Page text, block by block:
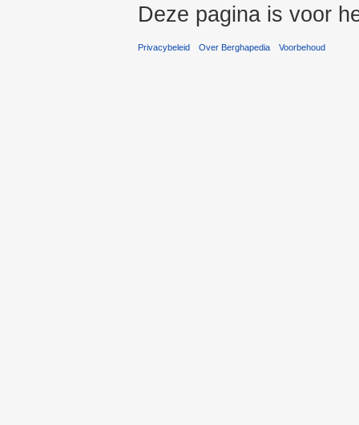
Deze pagina is voor
Privacybeleid Over Berghapedia Voorbehoud